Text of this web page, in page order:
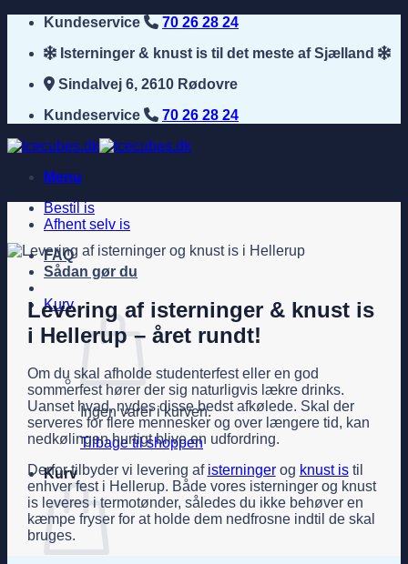
Fortsæt
indhold
Kundeservice
70 26 28 24
Isterninger & knust is til det meste af Sjælland
Sindalvej 6, 2610 Rødovre
Kundeservice
70 26 28 24
Menu
Bestil is
Afhent selv is
FAQ
Sådan gør du
Kurv
Ingen varer i kurven.
Tilbage til shoppen
Kurv
Levering af isterninger & knust is
i Hellerup – året rundt!
Om du skal afholde studenterfest eller en god
sommerfest hører der sig naturligvis lækre drinks.
Uanset hvad, nydes disse bedst afkølede. Skal der
serveres for flere mennesker og over længere tid, kan
nedkølingen hurtigt blive en udfordring.
Derfor tilbyder vi levering af isterningerog knust istil
enhver fest i Hellerup. Både vores isterninger og knust
is leveres i termotønder, således du ikke behøver en
kæmpe fryser for at holde dem nedfrosne indtil de skal
bruges.